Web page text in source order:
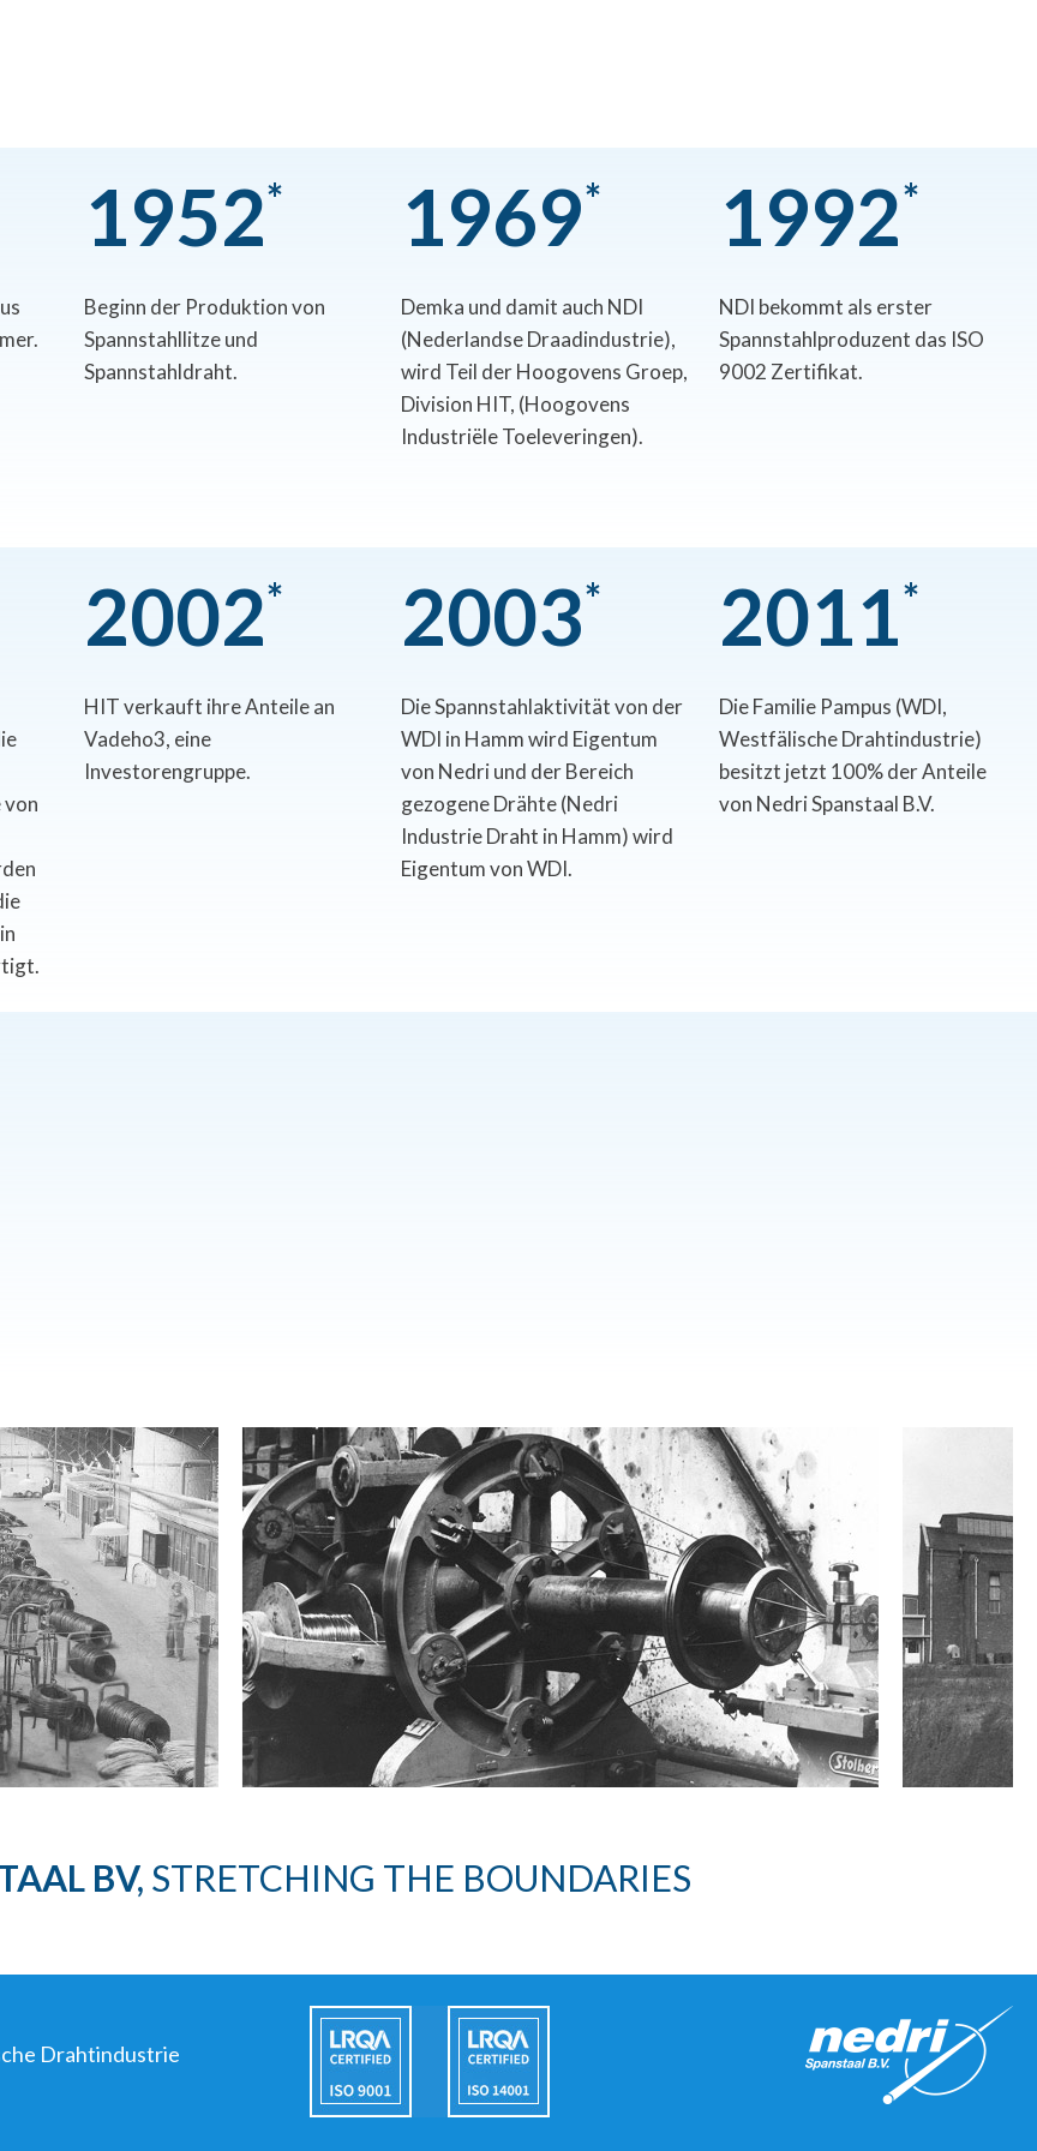
1952*
Beginn der Produktion von
Spannstahllitze und
Spannstahldraht.
1969*
Demka und damit auch NDI
(Nederlandse Draadindustrie),
wird Teil der Hoogovens Groep,
Division HIT, (Hoogovens
Industriële Toeleveringen).
1992*
NDI bekommt als erster
Spannstahlproduzent das ISO
9002 Zertifikat.
2002*
HIT verkauft ihre Anteile an
Vadeho3, eine
Investorengruppe.
2003*
Die Spannstahlaktivität von der
WDI in Hamm wird Eigentum
von Nedri und der Bereich
gezogene Drähte (Nedri
Industrie Draht in Hamm) wird
Eigentum von WDI.
2011*
Die Familie Pampus (WDI,
Westfälische Drahtindustrie)
besitzt jetzt 100% der Anteile
von Nedri Spanstaal B.V.
BV, STRETCHING THE BOUNDARIES
Drahtindustrie